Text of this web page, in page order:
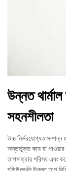
উন্নত
সহনশীলতা
উচ্চ নির্ভরযোগ্যতাসম্পন্ন
অন্তর্ভুক্ত করে যা পাওয়ার
তাপমাত্রার পরিসর এবং